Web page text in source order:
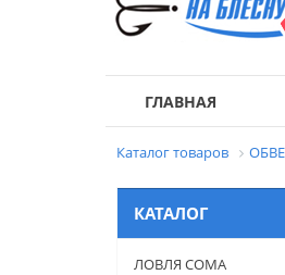
ГЛАВНАЯ
Каталог товаров
КАТАЛОГ
ЛОВЛЯ СОМА